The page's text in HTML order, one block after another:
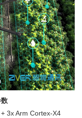
3x Arm Cortex-X4